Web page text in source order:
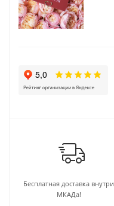
Бесплатная доставка внутри
МКАДа!